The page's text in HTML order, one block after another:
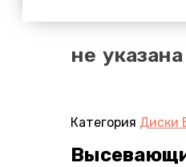
не указана
Категория Диски